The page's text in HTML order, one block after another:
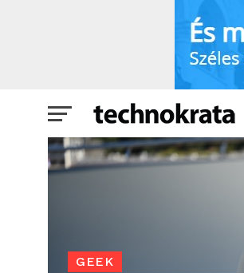
Új közös LEGO®
GEEK